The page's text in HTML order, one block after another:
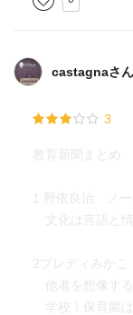
castagnaさん
3
教育新聞まとめ
1 野依良治 ノー
文化は言語と
2ブレディみかこ
他者を想像する
学校！保育園は